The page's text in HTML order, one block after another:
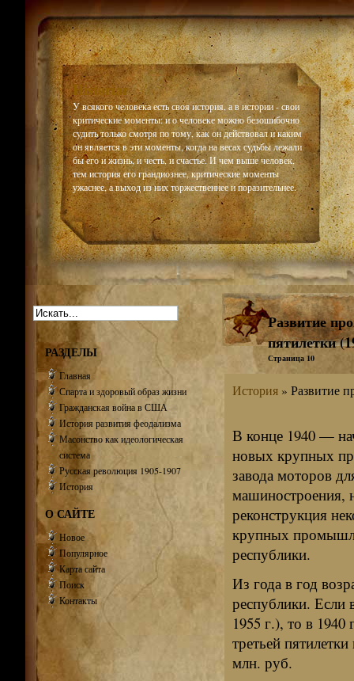
Historiar
У всякого человека есть своя история, а в истории - свои
критические моменты: и о человеке можно безошибочно
судить только смотря по тому, как он действовал и каким
он является в эти моменты, когда на весах судьбы лежали
бы его и жизнь, и честь, и счастье. И чем выше человек,
тем история его грандиознее, критические моменты
ужаснее, а выход из них торжественнее и поразительнее.
Развитие
пятилетки
Страница 10
История» Развитие
В конце 1940 —
новых крупных
завода моторов
машиностроения,
реконструкция
крупных
республики.
Из года в год
республики. Если
1955 г.), то в
третьей
млн. руб.
РАЗДЕЛЫ
Главная
Спарта и здоровый образ жизни
Гражданская война в США
История развития феодализма
Масонство как идеологическая
система
Русская революция 1905-1907
История
О САЙТЕ
Новое
Популярное
Карта сайта
Поиск
Контакты